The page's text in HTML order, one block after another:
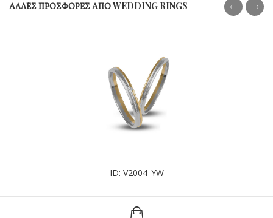
ΑΛΛΕΣ ΠΡΟΣΦΟΡΕΣ ΑΠΟ WEDDING RINGS
ID: V2004_YW